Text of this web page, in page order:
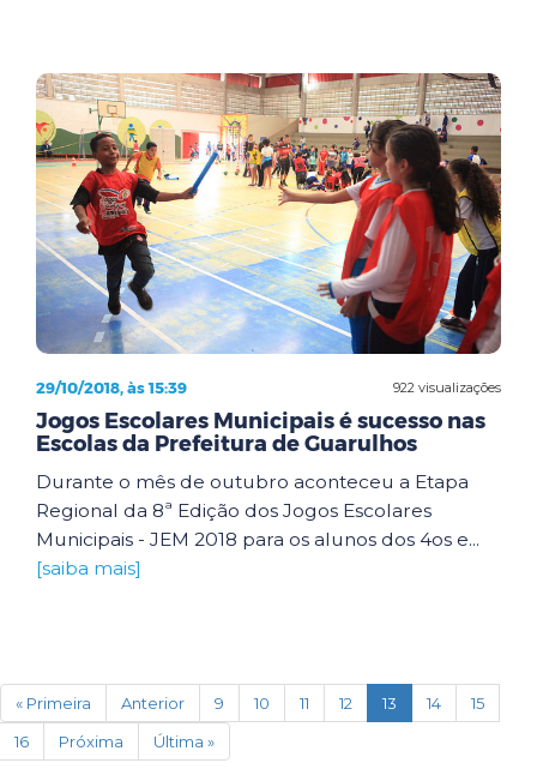
922 visualizações
29/10/2018, às 15:39
Jogos Escolares Municipais é sucesso nas
Escolas da Prefeitura de Guarulhos
Durante o mês de outubro aconteceu a Etapa
Regional da 8ª Edição dos Jogos Escolares
Municipais - JEM 2018 para os alunos dos 4os e...
[saiba mais]
« Primeira Anterior 9 10 11 12 13 (current)
14
15
16
Próxima Última »